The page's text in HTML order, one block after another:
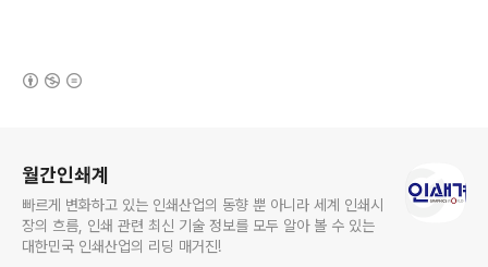
월간인쇄계
빠르게 변화하고 있는 인쇄산업의 동향 뿐 아니라 세계 인쇄시
장의 흐름, 인쇄 관련 최신 기술 정보를 모두 알아 볼 수 있는
대한민국 인쇄산업의 리딩 매거진!